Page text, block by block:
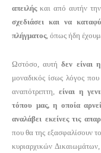
απειλήςκαι από αυτήν
σχεδιάσει και να
πλήγματος, όπως ήδη
Ωστόσο, αυτήδεν είναι
μοναδικός ίσως λόγος
αναπότρεπτη,είναι η
τόπου μας, η οποία
αναλάβει εκείνες τις
που θα της εξασφαλίσουν
κυριαρχικών